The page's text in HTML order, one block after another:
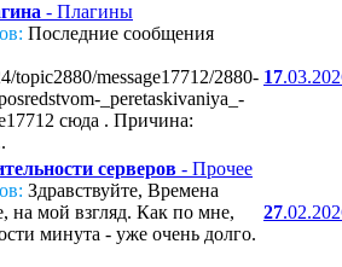
- Плагины
Последние сообщения
topic2880/message17712/2880-
_peretaskivaniya_-
сюда . Причина:
17
серверов - Прочее
Здравствуйте, Времена
на мой взгляд. Как по мне,
минута - уже очень долго.
27